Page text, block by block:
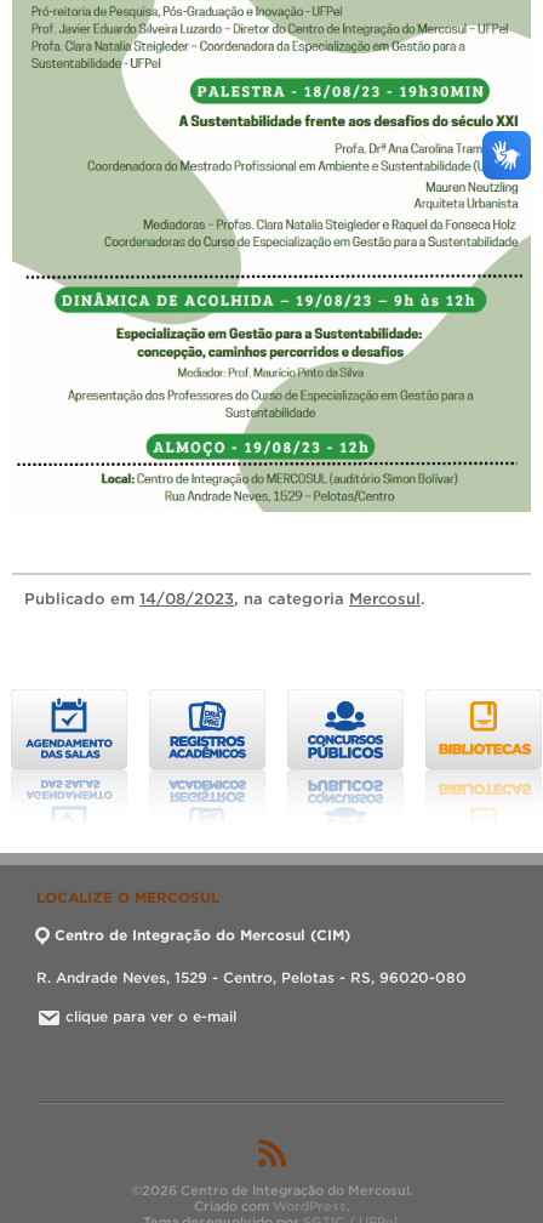
Publicado em 14/08/2023, na categoria Mercosul.
LOCALIZE O MERCOSUL
Centro de Integração do Mercosul (CIM)
R. Andrade Neves, 1529 - Centro, Pelotas - RS, 96020-080
clique para ver o e-mail
©2026 Centro de Integração do Mercosul.
Criado com WordPress.